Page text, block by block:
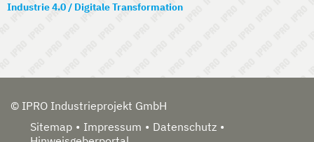
Industrie 4.0 / Digitale Transformation
© IPRO Industrieprojekt GmbH
Sitemap
Impressum
Datenschutz